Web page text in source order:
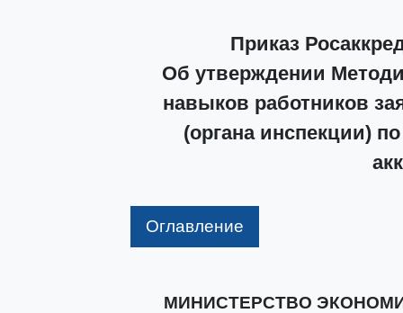
Приказ
Об утверждении
навыков работников
(органа инспекции)
Оглавление
МИНИСТЕРСТВО